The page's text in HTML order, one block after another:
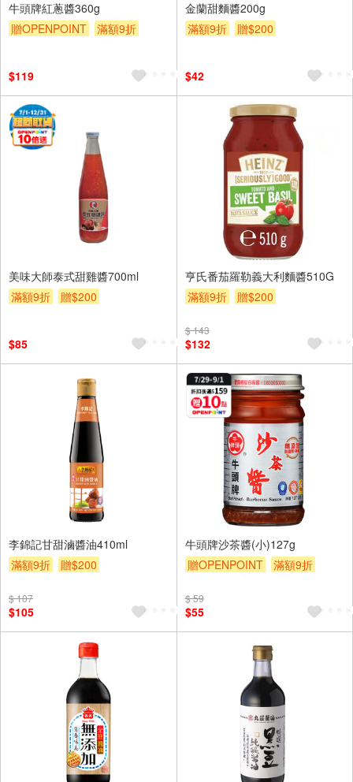
牛頭牌紅蔥醬360g
贈OPENPOINT
滿額9折
$119
金蘭甜麵醬200g
滿額9折
贈$200
$42
美味大師泰式甜雞醬700ml
滿額9折
贈$200
$85
亨氏番茄羅勒義大利麵醬510G
滿額9折
贈$200
$ 143
$132
李錦記甘甜滷醬油410ml
滿額9折
贈$200
$ 107
$105
牛頭牌沙茶醬(小)127g
贈OPENPOINT
滿額9折
$ 59
$55